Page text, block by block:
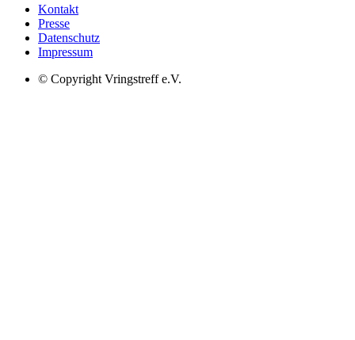
Kontakt
Presse
Datenschutz
Impressum
© Copyright Vringstreff e.V.